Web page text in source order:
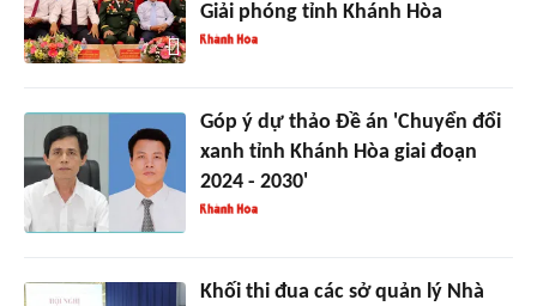
Giải phóng tỉnh Khánh Hòa
Góp ý dự thảo Đề án 'Chuyển đổi
xanh tỉnh Khánh Hòa giai đoạn
2024 - 2030'
Khối thi đua các sở quản lý Nhà